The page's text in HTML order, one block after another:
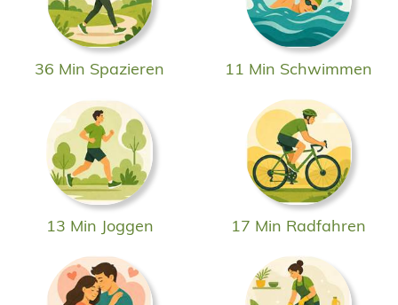
36 Min Spazieren 11 Min Schwimmen
13 Min Joggen 17 Min Radfahren